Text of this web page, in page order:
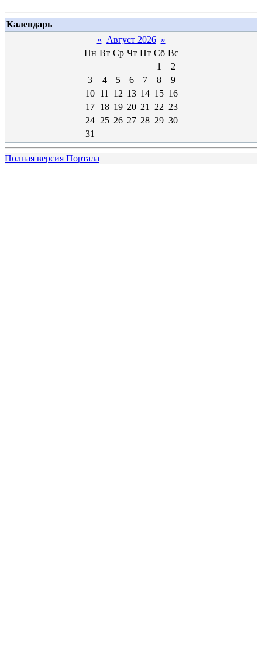
Календарь
« Август 2026 »
Пн Вт Ср Чт Пт Сб Вс
1
2
3
4 5 6 7 8
9
10 11 12 13 14 15 16
17 18 19 20 21 22 23
24 25 26 27 28 29 30
31
Полная версия Портала